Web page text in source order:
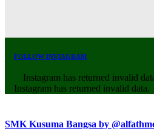
FOLLOW INSTAGRAM
Instagram has returned invalid
Instagram has returned invalid data.
SMK Kusuma Bangsa by